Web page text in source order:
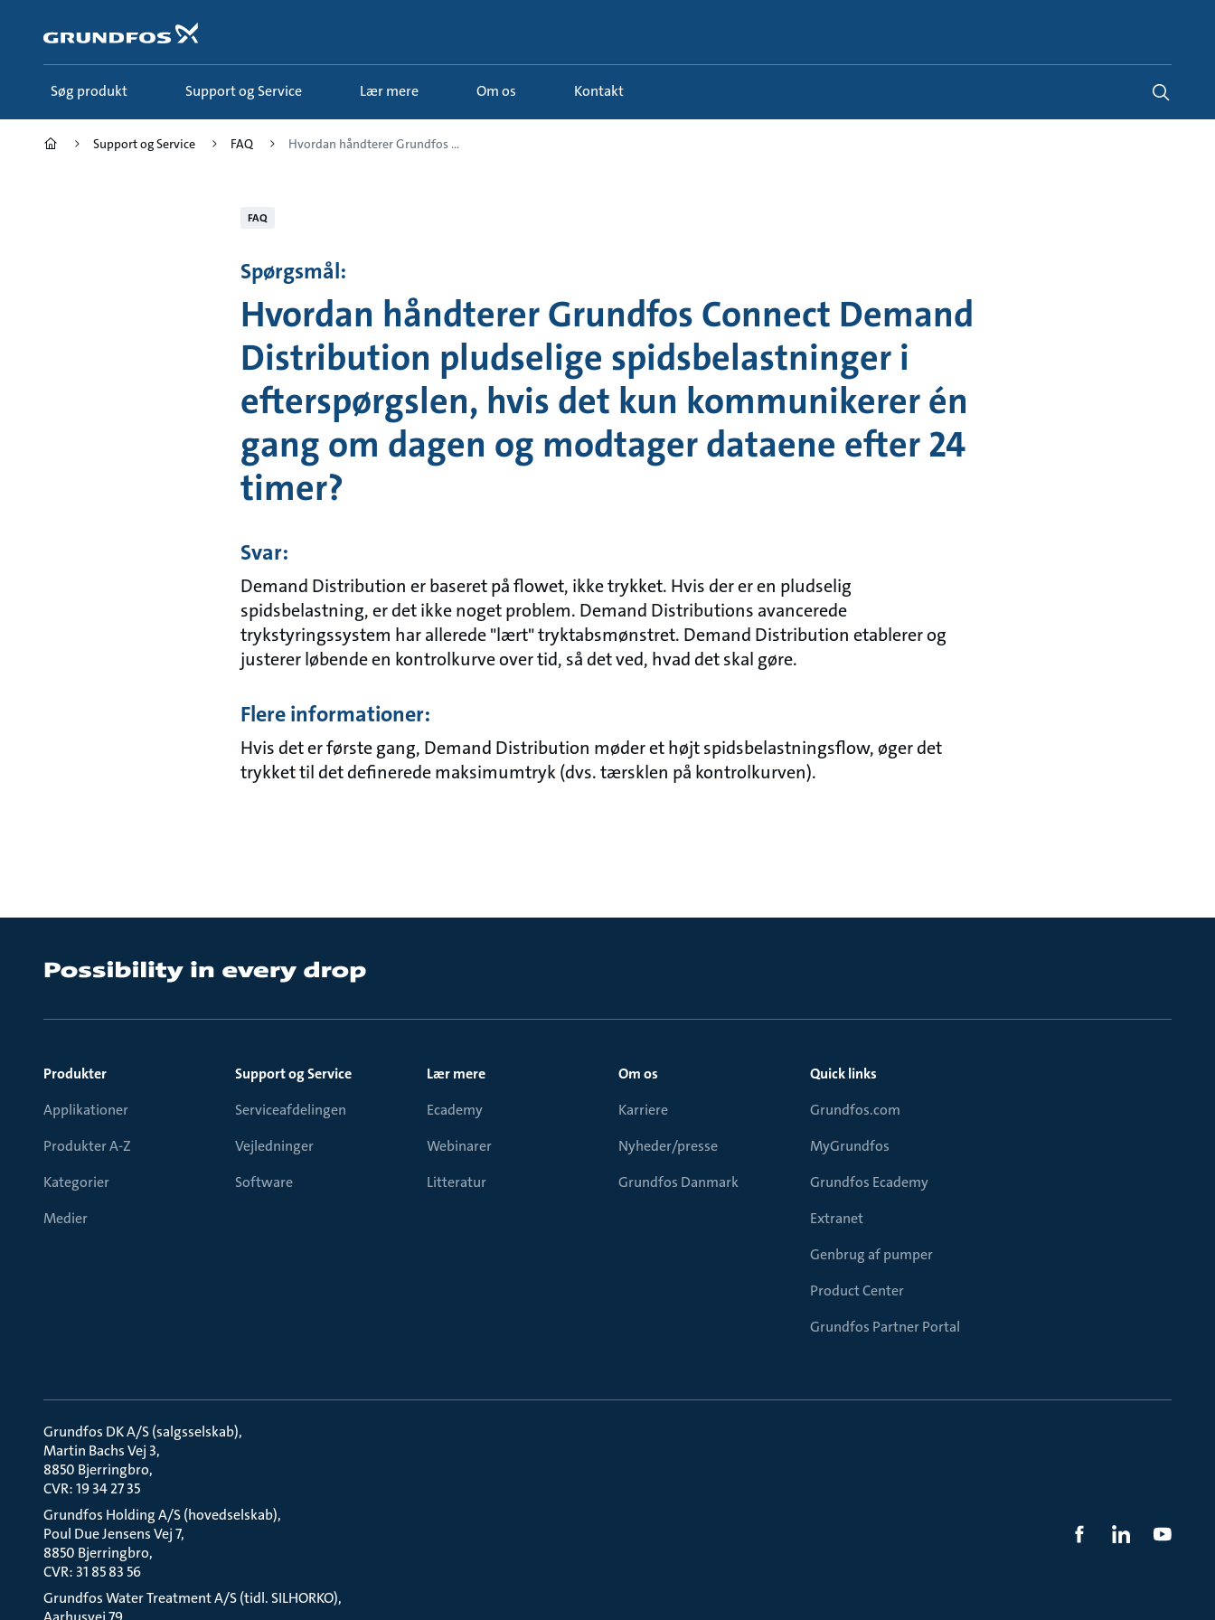
hovedindhold
Søg produkt Support og Service Lær mere Om os Kontakt
Support og Service FAQ Hvordan håndterer Grundfos ...
FAQ
Spørgsmål:
Hvordan håndterer Grundfos Connect Demand
Distribution pludselige spidsbelastninger i
efterspørgslen, hvis det kun kommunikerer én
gang om dagen og modtager dataene efter 24
timer?
Svar:
Demand Distribution er baseret på flowet, ikke trykket. Hvis der er en pludselig
spidsbelastning, er det ikke noget problem. Demand Distributions avancerede
trykstyringssystem har allerede "lært" tryktabsmønstret. Demand Distribution etablerer og
justerer løbende en kontrolkurve over tid, så det ved, hvad det skal gøre.
Flere informationer:
Hvis det er første gang, Demand Distribution møder et højt spidsbelastningsflow, øger det
trykket til det definerede maksimumtryk (dvs. tærsklen på kontrolkurven).
Produkter
Applikationer
Produkter A-Z
Kategorier
Medier
Support og Service
Serviceafdelingen
Vejledninger
Software
Lær mere
Ecademy
Webinarer
Litteratur
Om os
Karriere
Nyheder/presse
Grundfos Danmark
Quick links
Grundfos.com
MyGrundfos
Grundfos Ecademy
Extranet
Genbrug af pumper
Product Center
Grundfos Partner Portal
Grundfos DK A/S (salgsselskab)
Martin Bachs Vej 3
8850 Bjerringbro
CVR: 19 34 27 35
Grundfos Holding A/S (hovedselskab)
Poul Due Jensens Vej 7
8850 Bjerringbro
CVR: 31 85 83 56
Grundfos Water Treatment A/S (tidl. SILHORKO)